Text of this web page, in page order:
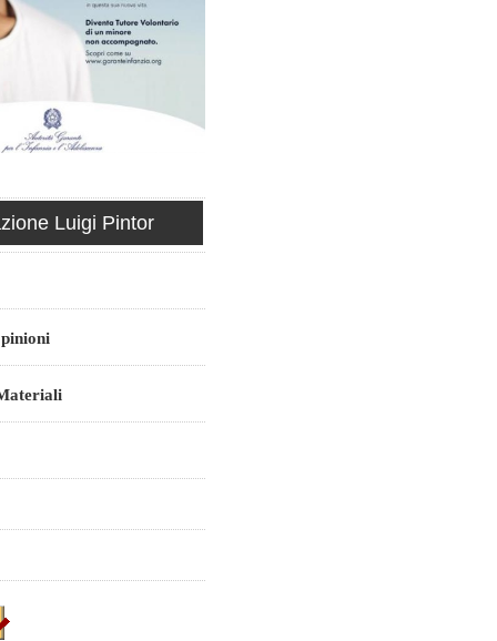
Luigi Pintor